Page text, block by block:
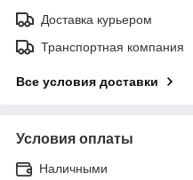
Доставка курьером
Транспортная компания
Все условия доставки
Условия оплаты
Наличными